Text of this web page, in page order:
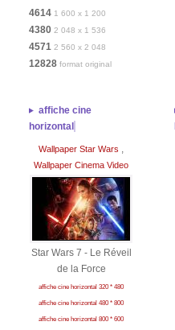
4614 1 600 x 1 200
4380 2 048 x 1 536
4571 2 560 x 2 048
12828 format original
affiche cine
horizontal
Wallpaper Star Wars ,
Wallpaper Cinema Video
Star Wars 7 - Le Réveil
de la Force
affiche cine horizontal 320 * 480
affiche cine horizontal 480 * 800
affiche cine horizontal 800 * 600